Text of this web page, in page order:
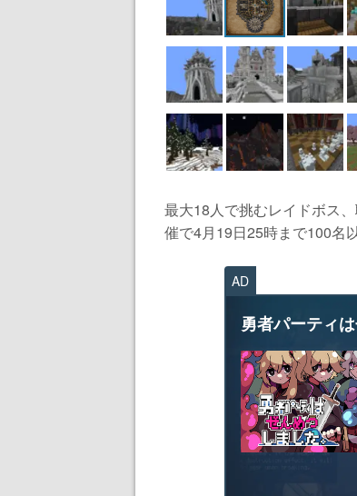
最大18人で挑むレイドボス
催で4月19日25時まで100名
AD
勇者パーティ